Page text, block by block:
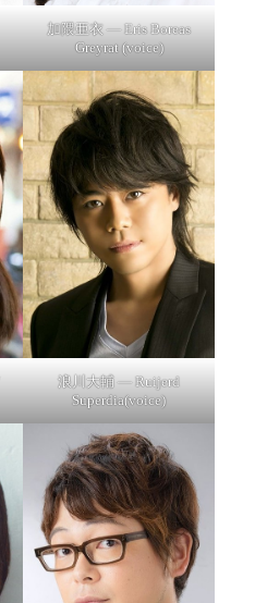
加隈亜衣 — Eris Boreas
Greyrat (voice)
浪川大輔 — Ruijerd
Superdia(voice)